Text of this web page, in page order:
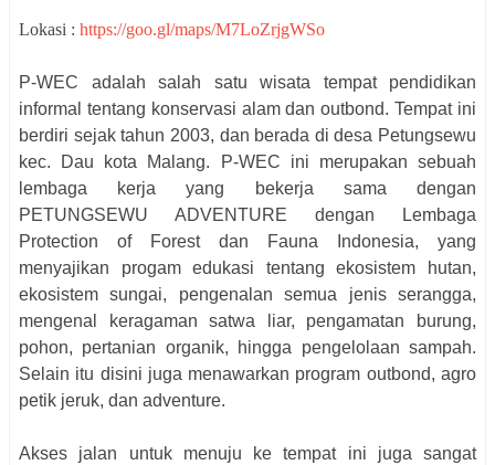
Lokasi : https://goo.gl/maps/M7LoZrjgWSo
P-WEC adalah salah satu wisata tempat pendidikan
informal tentang konservasi alam dan outbond. Tempat ini
berdiri sejak tahun 2003, dan berada di desa Petungsewu
kec. Dau kota Malang. P-WEC ini merupakan sebuah
lembaga kerja yang bekerja sama dengan
PETUNGSEWU ADVENTURE dengan Lembaga
Protection of Forest dan Fauna Indonesia, yang
menyajikan progam edukasi tentang ekosistem hutan,
ekosistem sungai, pengenalan semua jenis serangga,
mengenal keragaman satwa liar, pengamatan burung,
pohon, pertanian organik, hingga pengelolaan sampah.
Selain itu disini juga menawarkan program outbond, agro
petik jeruk, dan adventure.
Akses jalan untuk menuju ke tempat ini juga sangat